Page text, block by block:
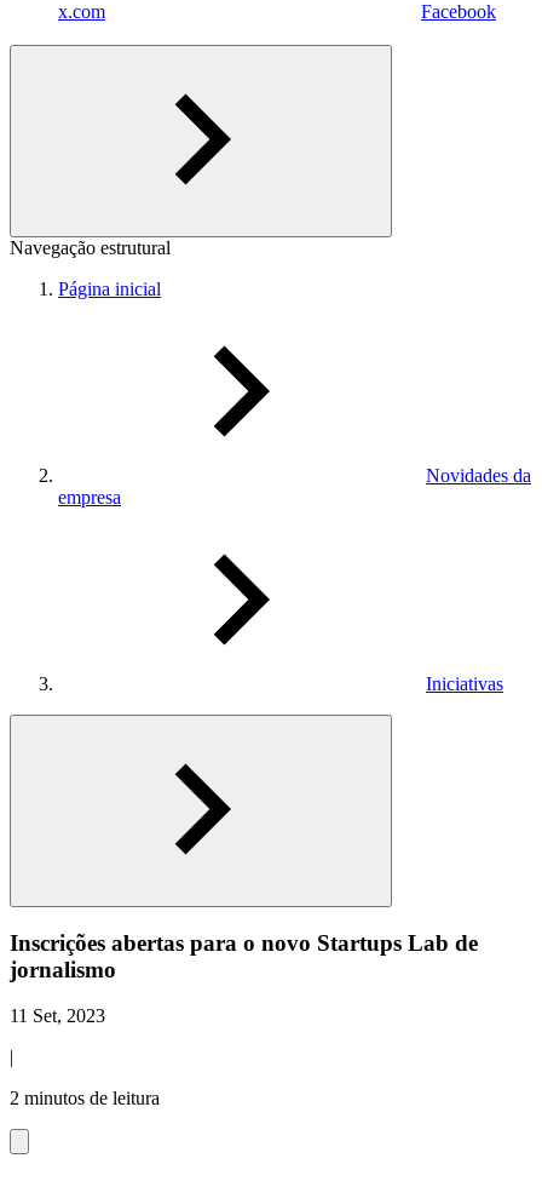
x.com Facebook
Navegação estrutural
Página inicial
Novidades da
empresa
Iniciativas
Inscrições abertas para o novo Startups Lab de
jornalismo
11 Set, 2023
|
2 minutos de leitura